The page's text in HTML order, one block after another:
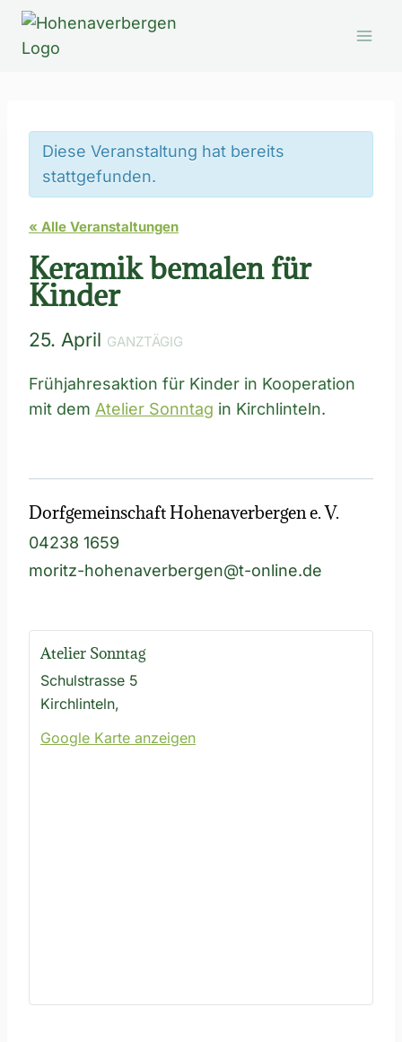
Zum
springen
Diese Veranstaltung hat bereits
stattgefunden.
« Alle Veranstaltungen
Keramik bemalen für
Kinder
25. April GANZTÄGIG
Frühjahresaktion für Kinder in Kooperation
mit dem Atelier Sonntag in Kirchlinteln.
Dorfgemeinschaft Hohenaverbergen e. V.
04238 1659
moritz-hohenaverbergen@t-online.de
Atelier Sonntag
Schulstrasse 5
Kirchlinteln,
Google Karte anzeigen